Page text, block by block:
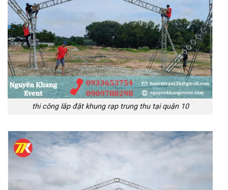
thi công lắp đặt khung rạp trung thu tại quận 10